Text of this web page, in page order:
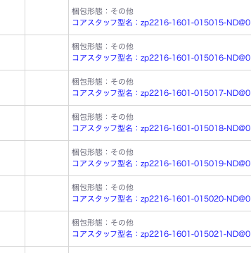
梱包形態：その他
コアスタッフ型名：zp2216-1601-015015-ND@0
梱包形態：その他
コアスタッフ型名：zp2216-1601-015016-ND@0
梱包形態：その他
コアスタッフ型名：zp2216-1601-015017-ND@0
梱包形態：その他
コアスタッフ型名：zp2216-1601-015018-ND@0
梱包形態：その他
コアスタッフ型名：zp2216-1601-015019-ND@0
梱包形態：その他
コアスタッフ型名：zp2216-1601-015020-ND@0
梱包形態：その他
コアスタッフ型名：zp2216-1601-015021-ND@0